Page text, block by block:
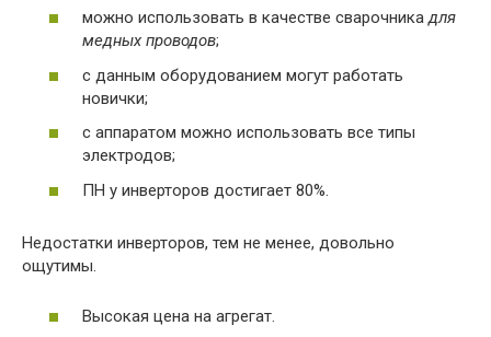
можно использовать в качестве сварочникадля
медных проводов;
с данным оборудованием могут работать
новички;
с аппаратом можно использовать все типы
электродов;
ПН у инверторов достигает 80%.
Недостатки инверторов, тем не менее, довольно
ощутимы.
Высокая цена на агрегат.